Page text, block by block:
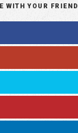
WITH YOUR